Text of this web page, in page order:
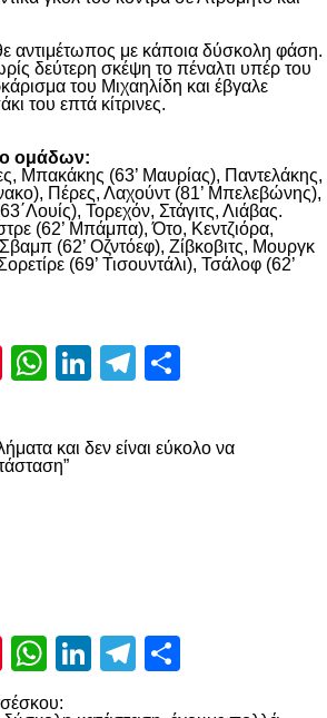
αντιμέτωπος με κάποια δύσκολη φάση.
δεύτερη σκέψη το πέναλτι υπέρ του
του Μιχαηλίδη και έβγαλε
του επτά κίτρινες.
ομάδων:
Μπακάκης (63’ Μαυρίας), Παντελάκης,
Πέρες, Λαχούντ (81’ Μπελεβώνης),
Τορεχόν, Στάγιτς, Λιάβας.
(62’ Μπάμπα), Ότο, Κεντζιόρα,
(62’ Οζντόεφ), Ζίβκοβιτς, Μουργκ
(69’ Τισουντάλι), Τσάλοφ (62’
Pinterest
WhatsApp
LinkedIn
Telegram
και δεν είναι εύκολο να
Pinterest
WhatsApp
LinkedIn
Telegram